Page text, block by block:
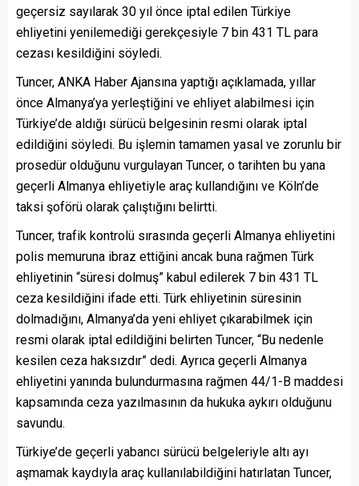
geçersiz sayılarak 30 yıl önce iptal edilen Türkiye
ehliyetini yenilemediği gerekçesiyle 7 bin 431 TL para
cezası kesildiğini söyledi.
Tuncer, ANKA Haber Ajansına yaptığı açıklamada, yıllar
önce Almanya’ya yerleştiğini ve ehliyet alabilmesi için
Türkiye’de aldığı sürücü belgesinin resmi olarak iptal
edildiğini söyledi. Bu işlemin tamamen yasal ve zorunlu bir
prosedür olduğunu vurgulayan Tuncer, o tarihten bu yana
geçerli Almanya ehliyetiyle araç kullandığını ve Köln’de
taksi şoförü olarak çalıştığını belirtti.
Tuncer, trafik kontrolü sırasında geçerli Almanya ehliyetini
polis memuruna ibraz ettiğini ancak buna rağmen Türk
ehliyetinin “süresi dolmuş” kabul edilerek 7 bin 431 TL
ceza kesildiğini ifade etti. Türk ehliyetinin süresinin
dolmadığını, Almanya’da yeni ehliyet çıkarabilmek için
resmi olarak iptal edildiğini belirten Tuncer, “Bu nedenle
kesilen ceza haksızdır” dedi. Ayrıca geçerli Almanya
ehliyetini yanında bulundurmasına rağmen 44/1-B maddesi
kapsamında ceza yazılmasının da hukuka aykırı olduğunu
savundu.
Türkiye’de geçerli yabancı sürücü belgeleriyle altı ayı
aşmamak kaydıyla araç kullanılabildiğini hatırlatan Tuncer,